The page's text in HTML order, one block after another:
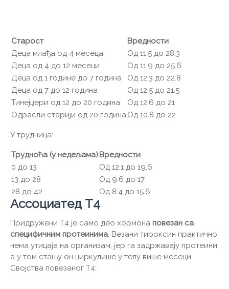
Старост
Вредности
Деца млађа од 4 месеца
Од 11.5 до 28.3
Деца од 4 до 12 месеци
Од 11.9 до 25.6
Деца од 1 године до 7 година
Од 12.3 до 22.8
Деца од 7 до 12 година
Од 12.5 до 21.5
Тинејџери од 12 до 20 година
Од 12.6 до 21
Одрасли старији од 20 годинаОд 10.8 до 22
У трудница:
Трудноћа (у недељама)Вредности
0 до 13
Од 12.1 до 19.6
13 до 28
Од 9.6 до 17
28 до 42
Од 8.4 до 15.6
Ассоциатед Т4
Придружени Т4 је само део хормона повезан са
специфичним протеинима. Везани тироксин практично
нема утицаја на организам, јер га задржавају протеини,
а у том стању он циркулише у телу више месеци.
Својства повезаног Т4: